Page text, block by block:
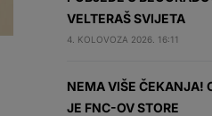
VELTERAŠ SVIJETA
4. KOLOVOZA 2026. 16:11
NEMA VIŠE ČEKANJA!
JE FNC-OV STORE